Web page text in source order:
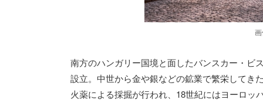
南方のハンガリー国境と面したバンスカー・ビ
設立。中世から金や銀などの鉱業で繁栄してき
火薬による採掘が行われ、18世紀にはヨーロ